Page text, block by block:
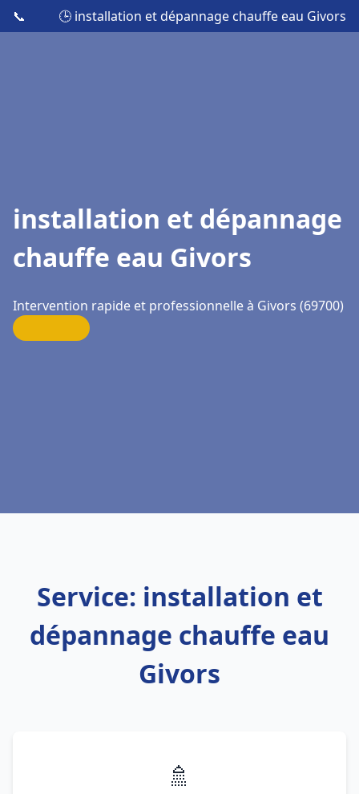
📞 🕒 installation et dépannage chauffe eau Givors
installation et dépannage
chauffe eau Givors
Intervention rapide et professionnelle à Givors (69700)
Service: installation et
dépannage chauffe eau
Givors
🚿